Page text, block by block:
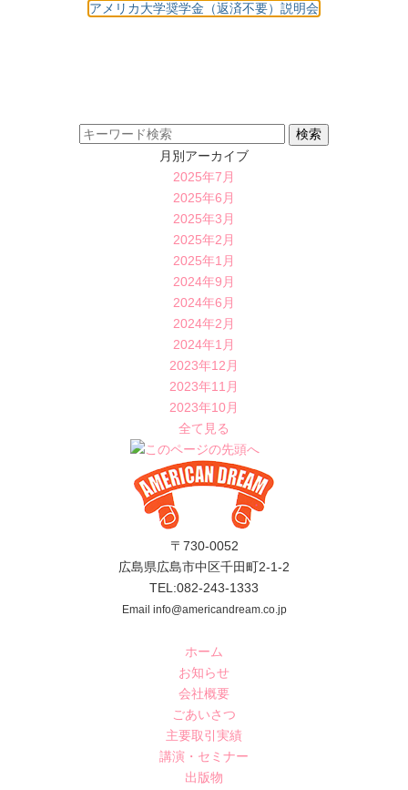
アメリカ大学奨学金（返済不要）説明会
月別アーカイブ
2025年7月
2025年6月
2025年3月
2025年2月
2025年1月
2024年9月
2024年6月
2024年2月
2024年1月
2023年12月
2023年11月
2023年10月
全て見る
〒730-0052
広島県広島市中区千田町2-1-2
TEL:082-243-1333
Email info@americandream.co.jp
ホーム
お知らせ
会社概要
ごあいさつ
主要取引実績
講演・セミナー
出版物